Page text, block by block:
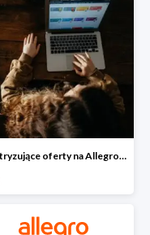
Elektryzujące oferty na Allegro do -50%